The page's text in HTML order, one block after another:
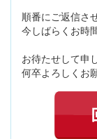
順番にご返信さ
今しばらくお時
お待たせして申
何卒よろしく